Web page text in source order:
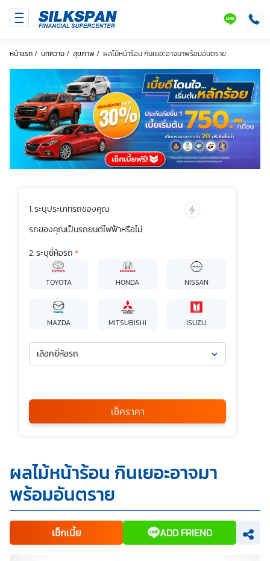
หน้าแรก/ บทความ/ สุขภาพ / ผลไม้หน้าร้อน กินเยอะอาจมาพร้อมอันตราย
ระบุประเภทรถของคุณ
รถของคุณเป็นรถยนต์ไฟฟ้าหรือไม่
ระบุยี่ห้อรถ *
TOYOTA HONDA NISSAN
MAZDA MITSUBISHI ISUZU
เลือกยี่ห้อรถ
กรุณาเลือก
*
ข้าพเจ้ารับทราบนโยบายคุ้มครองข้อมูลส่วนบุคคล และยินยอมให้
บริษัท SILKSPAN อินชัวรันซ์ โบรกเกอร์เรจ จำกัด รวมถึงบริษัท
ในเครือที่เกี่ยวข้องกัน ตลอดจนคู่ค้าทางธุรกิจและ/หรือ
พันธมิตรของบริษัทเหล่านี้ สามารถเก็บ ใช้ และ/หรือ เปิดเผย
ข้อมูลส่วนบุคคลและข้อมูลส่วนบุคคลที่มีความอ่อนไหวของ
ข้าพเจ้า เพื่อวัตถุประสงค์ในการดำเนินการติดต่อและนำเสนอ
ข้อมูลสำหรับการขายผลิตภัณฑ์ การจัดทำรายการส่งเสริมการ
ขายและการตลาด แจ้งสิทธิประโยชน์หรือข่าวสารต่างๆ แจ้ง
ข้อมูลเกี่ยวกับผลิตภัณฑ์ หรือกรมธรรม์ประกันภัย การใช้ข้อมูล
เพื่อพัฒนาผลิตภัณฑ์หรือบริการต่างๆ หรือเพื่อกิจกรรมอื่นๆ
เช็คราคา
ผลไม้หน้าร้อน กินเยอะอาจมา
พร้อมอันตราย
เช็กเบี้ย ADD FRIEND